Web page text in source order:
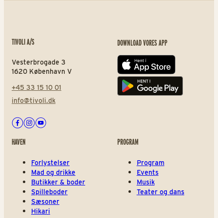
TIVOLI A/S
Vesterbrogade 3
1620 København V
+45 33 15 10 01
info@tivoli.dk
Facebook
Instagram
Youtube
DOWNLOAD VORES APP
App store
Play store
HAVEN
Forlystelser
Mad og drikke
Butikker & boder
Spilleboder
Sæsoner
Hikari
PROGRAM
Program
Events
Musik
Teater og dans